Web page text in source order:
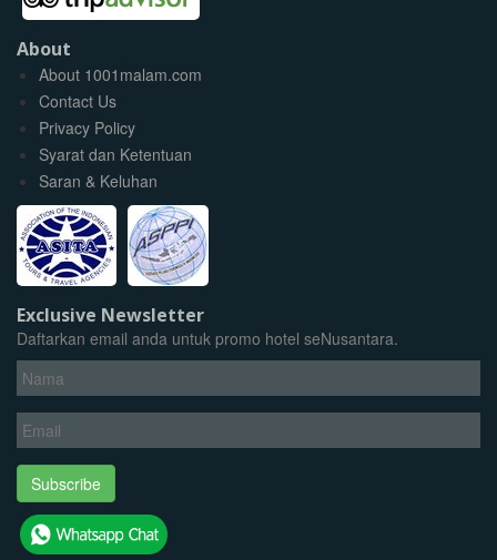
About
About 1001malam.com
Contact Us
Privacy Policy
Syarat dan Ketentuan
Saran & Keluhan
Exclusive Newsletter
Daftarkan email anda untuk promo hotel seNusantara.